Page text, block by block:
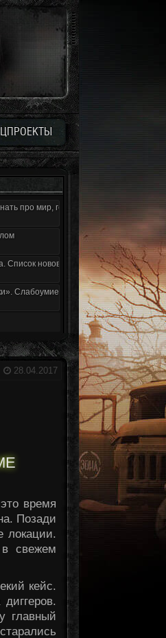
про мир, геймплей и сюжет | Разбор
Список нововведений
Слабоумие и отвага
28.04.2017
время
Позади
локации.
свежем
кейс.
главный